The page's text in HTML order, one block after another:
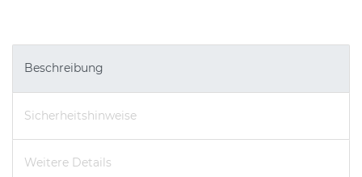
Beschreibung
Sicherheitshinweise
Weitere Details